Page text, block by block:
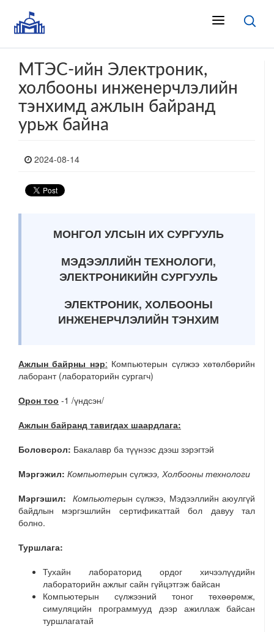
МТЭС-ийн Электроник,
холбооны инженерчлэлийн
тэнхимд ажлын байранд
урьж байна
2024-08-14
МОНГОЛ УЛСЫН ИХ СУРГУУЛЬ
МЭДЭЭЛЛИЙН ТЕХНОЛОГИ,
ЭЛЕКТРОНИКИЙН СУРГУУЛЬ
ЭЛЕКТРОНИК, ХОЛБООНЫ
ИНЖЕНЕРЧЛЭЛИЙН ТЭНХИМ
Ажлын байрны нэр: Компьютерын сүлжээ хөтөлбөрийн
лаборант (лабораторийн сургагч)
Орон тоо -1 /үндсэн/
Ажлын байранд тавигдах шаардлага:
Боловсрол: Бакалавр ба түүнээс дээш зэрэгтэй
Мэргэжил: Компьютерын сүлжээ, Холбооны технологи
Мэргэшил: Компьютерын сүлжээ, Мэдээллийн аюулгүй
байдлын мэргэшлийн сертификаттай бол давуу тал
болно.
Туршлага:
Тухайн лабораторид ордог хичээлүүдийн
лабораторийн ажлыг сайн гүйцэтгэж байсан
Компьютерын сүлжээний тоног төхөөрөмж,
симуляцийн программууд дээр ажиллаж байсан
туршлагатай